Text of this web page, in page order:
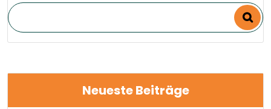
Neueste Beiträge